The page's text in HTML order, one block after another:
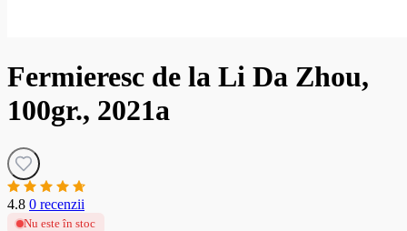
Fermieresc de la Li Da Zhou,
100gr., 2021a
4.8 0 recenzii
Nu este în stoc